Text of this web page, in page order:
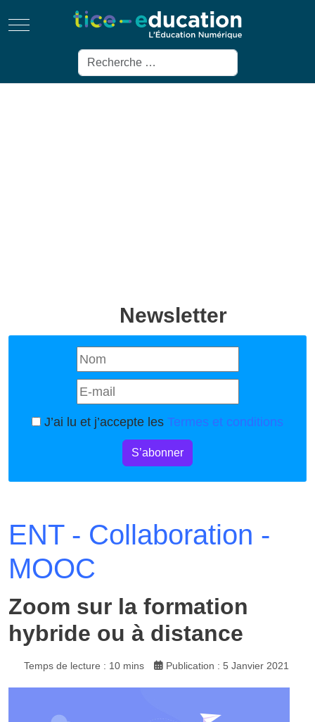
Mobile Menu Toggle
Rechercher
Newsletter
J’ai lu et j’accepte les Termes et conditions
S’abonner
ENT - Collaboration -
MOOC
Zoom sur la formation
hybride ou à distance
Temps de lecture : 10 mins Publication : 5 Janvier 2021